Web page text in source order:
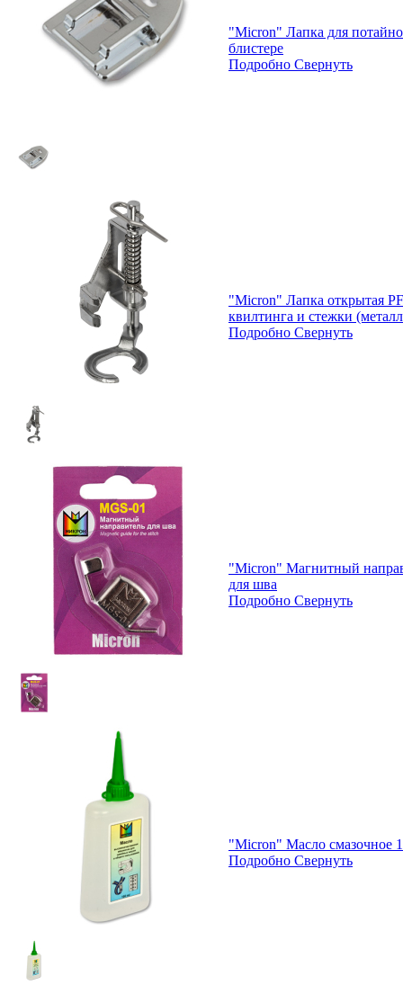
"Micron" Лапка для
блистере
Подробно Свернуть
"Micron" Лапка открытая
квилтинга и стежки
Подробно Свернуть
"Micron" Магнитный
для шва
Подробно Свернуть
"Micron" Масло смазочное
Подробно Свернуть